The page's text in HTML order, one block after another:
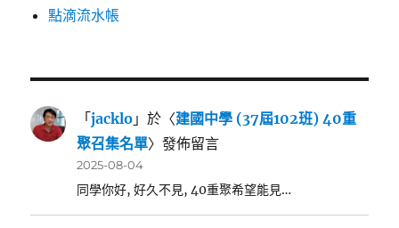
點滴流水帳
「jacklo 」於〈建國中學 (37屆102班) 40重
聚召集名單〉發佈留言
2025-08-04
同學你好, 好久不見, 40重聚希望能見…